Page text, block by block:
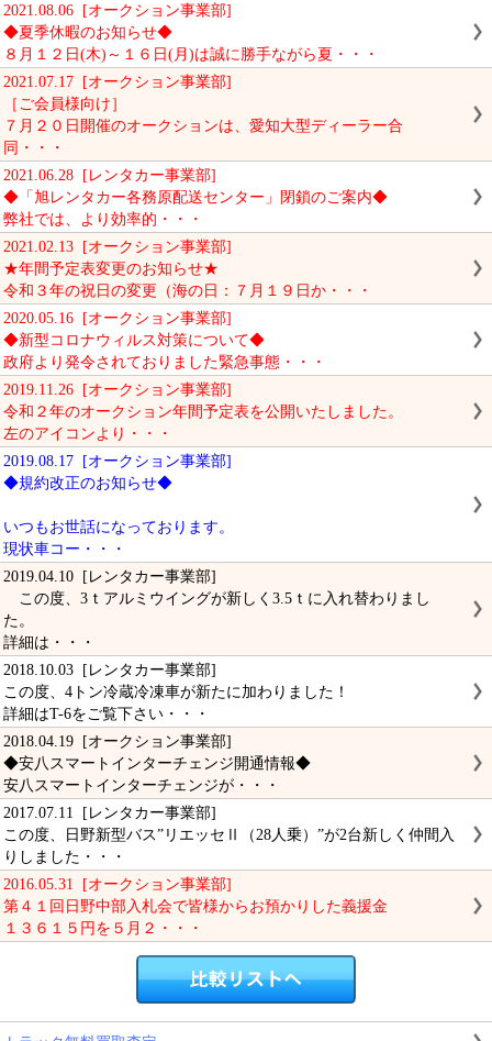
2021.08.06 [オークション事業部]
◆夏季休暇のお知らせ◆
８月１２日(木)～１６日(月)は誠に勝手ながら夏・・・
2021.07.17 [オークション事業部]
［ご会員様向け］
７月２０日開催のオークションは、愛知大型ディーラー合
同・・・
2021.06.28 [レンタカー事業部]
◆「旭レンタカー各務原配送センター」閉鎖のご案内◆
弊社では、より効率的・・・
2021.02.13 [オークション事業部]
★年間予定表変更のお知らせ★
令和３年の祝日の変更（海の日：７月１９日か・・・
2020.05.16 [オークション事業部]
◆新型コロナウィルス対策について◆
政府より発令されておりました緊急事態・・・
2019.11.26 [オークション事業部]
令和２年のオークション年間予定表を公開いたしました。
左のアイコンより・・・
2019.08.17 [オークション事業部]
◆規約改正のお知らせ◆
いつもお世話になっております。
現状車コー・・・
2019.04.10 [レンタカー事業部]
この度、3ｔアルミウイングが新しく3.5ｔに入れ替わりまし
た。
詳細は・・・
2018.10.03 [レンタカー事業部]
この度、4トン冷蔵冷凍車が新たに加わりました！
詳細はT-6をご覧下さい・・・
2018.04.19 [オークション事業部]
◆安八スマートインターチェンジ開通情報◆
安八スマートインターチェンジが・・・
2017.07.11 [レンタカー事業部]
この度、日野新型バス”リエッセⅡ（28人乗）”が2台新しく仲間入
りしました・・・
2016.05.31 [オークション事業部]
第４１回日野中部入札会で皆様からお預かりした義援金
１３６１５円を５月２・・・